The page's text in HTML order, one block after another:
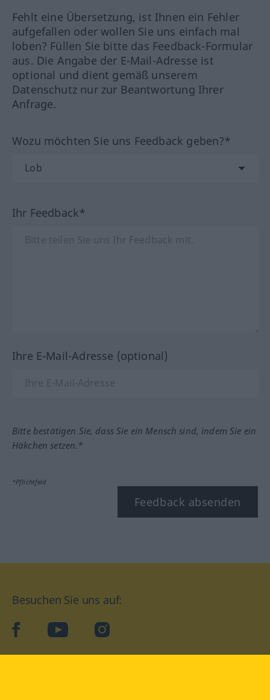
Fehlt eine Übersetzung, ist Ihnen ein Fehler
aufgefallen oder wollen Sie uns einfach mal
loben? Füllen Sie bitte das Feedback-Formular
aus. Die Angabe der E-Mail-Adresse ist
optional und dient gemäß unserem
Datenschutz nur zur Beantwortung Ihrer
Anfrage.
Wozu möchten Sie uns Feedback geben?*
Ihr Feedback*
Ihre E-Mail-Adresse (optional)
Bitte bestätigen Sie, dass Sie ein Mensch sind, indem Sie ein
Häkchen setzen.*
*Pflichtfeld
Feedback absenden
Besuchen Sie uns auf:
facebookYouTube Instagram